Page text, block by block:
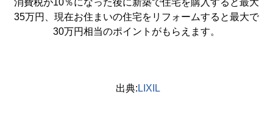
消費税が10％になった後に新築で住宅を購入すると最大
35万円、現在お住まいの住宅をリフォームすると最大で
30万円相当のポイントがもらえます。
出典: LIXIL